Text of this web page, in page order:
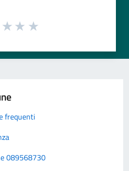
frequenti
089568730